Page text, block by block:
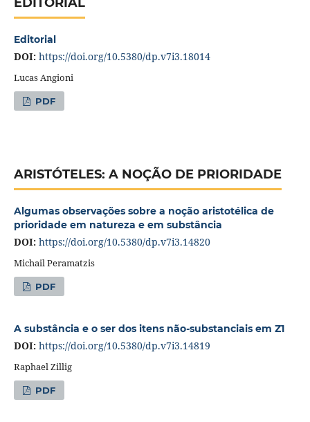
Editorial
DOI: https://doi.org/10.5380/dp.v7i3.18014
Lucas Angioni
PDF
ARISTÓTELES: A NOÇÃO DE PRIORIDADE
Algumas observações sobre a noção aristotélica de
prioridade em natureza e em substância
DOI: https://doi.org/10.5380/dp.v7i3.14820
Michail Peramatzis
PDF
A substância e o ser dos itens não-substanciais em Z1
DOI: https://doi.org/10.5380/dp.v7i3.14819
Raphael Zillig
PDF